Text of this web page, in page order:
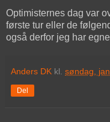
Optimisternes dag var
første tur eller de
også derfor jeg har
Anders DK kl. søndag,
Del